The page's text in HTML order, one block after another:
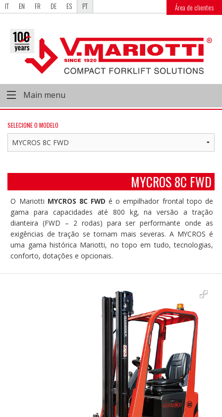
IT EN FR DE ES PT Área de clientes
Main menu
SELECIONE O MODELO
MYCROS 8C FWD
O Mariotti MYCROS 8C FWD é o empilhador frontal topo de
gama para capacidades até 800 kg, na versão a tração
dianteira (FWD – 2 rodas) para ser performante onde as
exigências de tração se tornam mais severas. A MYCROS é
uma gama histórica Mariotti, no topo em tudo, tecnologias,
conforto, dotações e opcionais.